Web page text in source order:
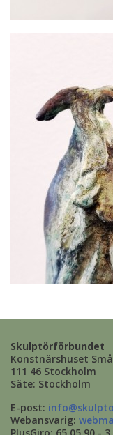
Skulptörförbundet
Konstnärshuset
111 46 Stockholm
Säte: Stockholm
E-post:
Webansvarig:
PlusGiro: 65 05 90 - 3